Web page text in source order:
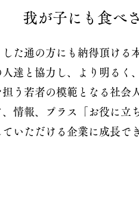
我が子にも食べ
た通の方にも納得頂け
達と協力し、より明る
う若者の模範となる社会
情報、プラス「お役に
いただける企業に成長で